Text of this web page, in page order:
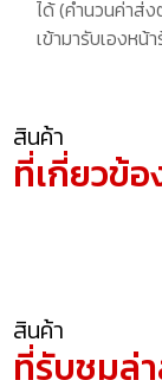
ได้ (คำนวนค่าส่
เข้ามารับเองหน้า
สินค้า
ที่เกี่ยวข้อ
สินค้า
ที่รับชมล่